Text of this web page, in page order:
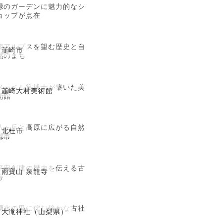
のガーデンに魅力的なシ
ップが点在
韮崎市
アルプスを望む歴史と自
のまち
韮崎大村美術館
ーベル賞博士が築いた美
館
北杜市
ヶ岳と高原に広がる自然
市
雨寶山 泉龍寺
安創建の歴史を伝える古
大滝神社（山梨県）
水の里に佇む静かな古社